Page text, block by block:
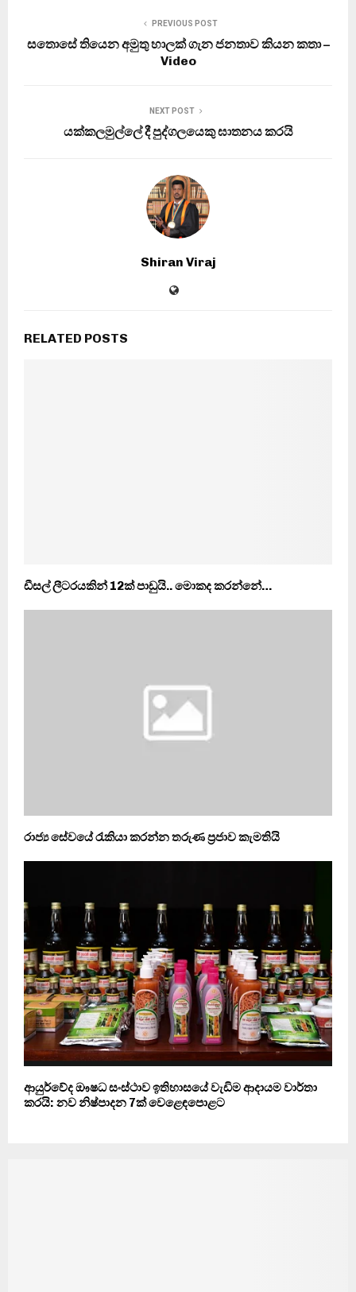
PREVIOUS POST
සතොසේ තියෙන අමුතු හාලක් ගැන ජනතාව කියන කතා –
Video
NEXT POST
යක්කලමුල්ලේ දී පුද්ගලයෙකු ඝාතනය කරයි
Shiran Viraj
RELATED POSTS
ඩීසල් ලීටරයකින් 12ක් පාඩුයි.. මොකද කරන්නේ…
රාජ්‍ය සේවයේ රැකියා කරන්න තරුණ ප්‍රජාව කැමතියි
ආයුර්වේද ඖෂධ සංස්ථාව ඉතිහාසයේ වැඩිම ආදායම වාර්තා
කරයි: නව නිෂ්පාදන 7ක් වෙළෙඳපොළට